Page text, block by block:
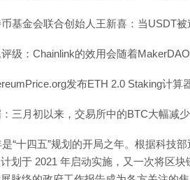
基金会联合创始人王新喜：当USDT
级：Chainlink的效用会随着
发布ETH 2.0 Staking计算器
三月初以来，交易所中的BTC大幅减
是“十四五”规划的开局之年。根据科技
划于 2021 年启动实施，又一次将区